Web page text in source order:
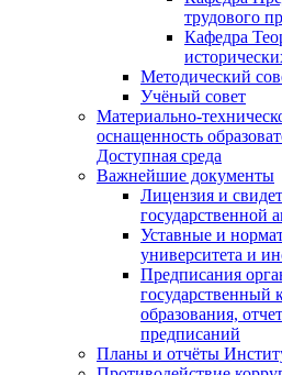
трудового
Кафедра
Методический
Учёный совет
Материально-
оснащенность
Доступная среда
Важнейшие документы
Лицензия и
государственной
Уставные и
университета и
Предписания
государственный
образования,
предписаний
Планы и отчёты